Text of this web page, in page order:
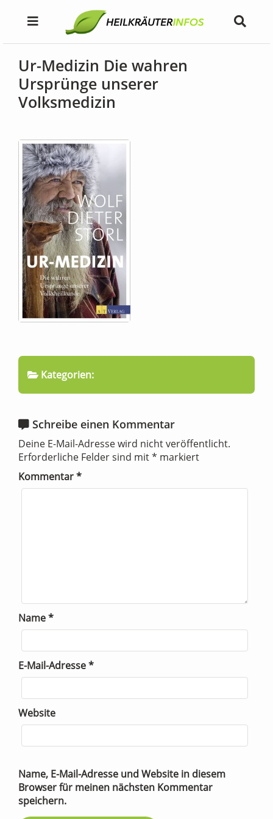
Ur-Medizin Die wahren
Ursprünge unserer
Volksmedizin
Kategorien:
Schreibe einen Kommentar
Deine E-Mail-Adresse wird nicht veröffentlicht.
Erforderliche Felder sind mit* markiert
Kommentar*
Name*
E-Mail-Adresse*
Website
Name, E-Mail-Adresse und Website in diesem
Browser für meinen nächsten Kommentar
speichern.